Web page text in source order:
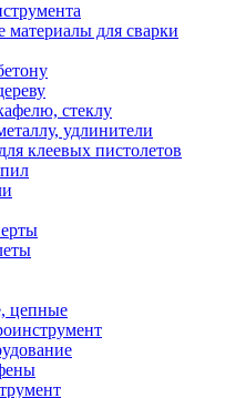
материалы для сварки
стеклу
удлинители
клеевых пистолетов
цепные